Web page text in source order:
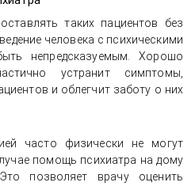
таких пациентов без
человека с психическими
непредсказуемым. Хорошо
устранит симптомы,
и облегчит заботу о них
часто физически не могут
помощь психиатра на дому
позволяет врачу оценить